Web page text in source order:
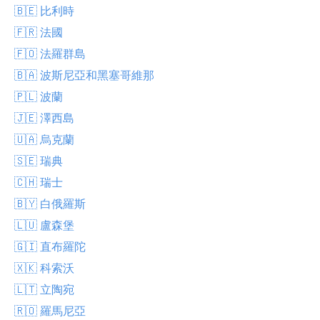
🇧🇪 比利時
🇫🇷 法國
🇫🇴 法羅群島
🇧🇦 波斯尼亞和黑塞哥維那
🇵🇱 波蘭
🇯🇪 澤西島
🇺🇦 烏克蘭
🇸🇪 瑞典
🇨🇭 瑞士
🇧🇾 白俄羅斯
🇱🇺 盧森堡
🇬🇮 直布羅陀
🇽🇰 科索沃
🇱🇹 立陶宛
🇷🇴 羅馬尼亞